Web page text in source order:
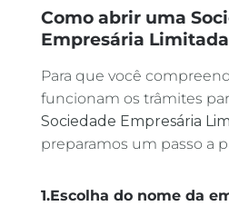
Como abrir uma
Empresária
Para que você
funcionam os trâmites
Sociedade Empresária
preparamos um passo a
1.Escolha do nome da